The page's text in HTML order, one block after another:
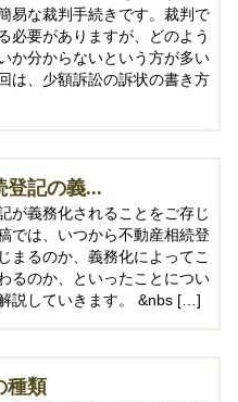
易な裁判手続きです。裁判で
必要がありますが、どのよう
か分からないという方が多い
は、少額訴訟の訴状の書き方
登記の義...
が義務化されることをご存じ
では、いつから不動産相続登
まるのか、義務化によってこ
るのか、といったことについ
説していきます。 &nbs […]
種類